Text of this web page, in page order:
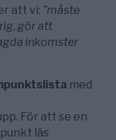
att vi: ”måste
gör att
inkomster
med
För att se en
läs